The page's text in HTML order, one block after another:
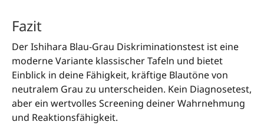
Fazit
Der Ishihara Blau-Grau Diskriminationstest ist eine
moderne Variante klassischer Tafeln und bietet
Einblick in deine Fähigkeit, kräftige Blautöne von
neutralem Grau zu unterscheiden. Kein Diagnosetest,
aber ein wertvolles Screening deiner Wahrnehmung
und Reaktionsfähigkeit.